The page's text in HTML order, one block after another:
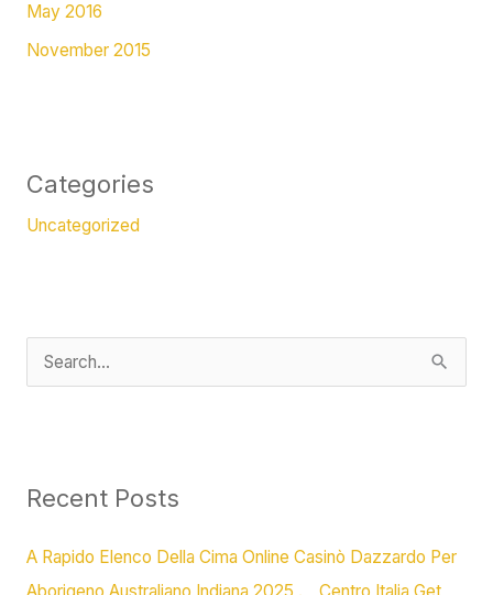
May 2016
November 2015
Categories
Uncategorized
e
c
f
Recent Posts
A Rapido Elenco Della Cima Online Casinò Dazzardo Per
Aborigeno Australiano Indiana 2025 . _ Centro Italia Get